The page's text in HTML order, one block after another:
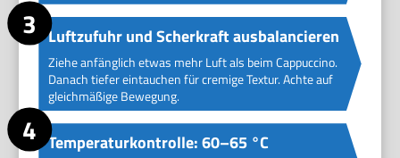
Luftzufuhr und Scherkraft ausbalancieren
Ziehe anfänglich etwas mehr Luft als beim Cappuccino.
Danach tiefer eintauchen für cremige Textur. Achte auf
gleichmäßige Bewegung.
Temperaturkontrolle: 60–65 °C